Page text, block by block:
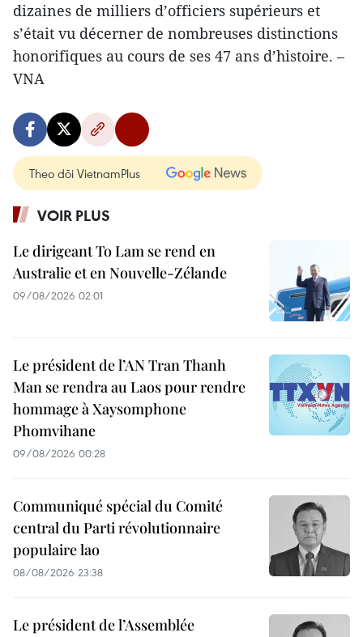
dizaines de milliers d’officiers supérieurs et
s’était vu décerner de nombreuses distinctions
honorifiques au cours de ses 47 ans d’histoire. –
VNA
Theo dõi VietnamPlus
VOIR PLUS
Le dirigeant To Lam se rend en
Australie et en Nouvelle-Zélande
09/08/2026 02:01
Le président de l’AN Tran Thanh
Man se rendra au Laos pour rendre
hommage à Xaysomphone
Phomvihane
09/08/2026 00:28
Communiqué spécial du Comité
central du Parti révolutionnaire
populaire lao
08/08/2026 23:38
Le président de l’Assemblée